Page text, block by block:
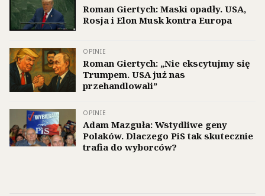
Roman Giertych: Maski opadły. USA,
Rosja i Elon Musk kontra Europa
OPINIE
Roman Giertych: „Nie ekscytujmy się
Trumpem. USA już nas
przehandlowali”
OPINIE
Adam Mazguła: Wstydliwe geny
Polaków. Dlaczego PiS tak skutecznie
trafia do wyborców?